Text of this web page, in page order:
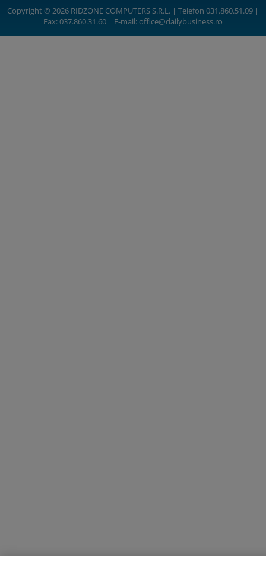
Copyright © 2026 RIDZONE COMPUTERS S.R.L. | Telefon 031.860.51.09 |
Fax: 037.860.31.60 | E-mail:office@dailybusiness.ro